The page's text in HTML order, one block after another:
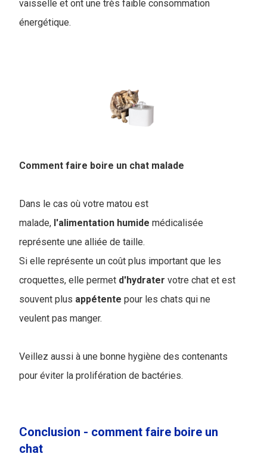
vaisselle et ont une très faible consommation
énergétique.
Comment faire boire un chat malade
Dans le cas où votre matou est
malade, l'alimentation humide médicalisée
représente une alliée de taille.
Si elle représente un coût plus important que les
croquettes, elle permet d'hydrater votre chat et est
souvent plus appétente pour les chats qui ne
veulent pas manger.
Veillez aussi à une bonne hygiène des contenants
pour éviter la prolifération de bactéries.
Conclusion - comment faire boire un
chat